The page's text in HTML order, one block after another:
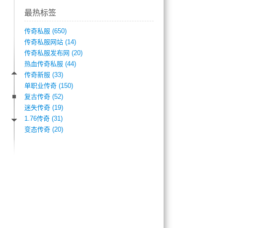
最热标签
传奇私服 (650)
传奇私服网站 (14)
传奇私服发布网 (20)
热血传奇私服 (44)
传奇新服 (33)
单职业传奇 (150)
复古传奇 (52)
迷失传奇 (19)
1.76传奇 (31)
变态传奇 (20)